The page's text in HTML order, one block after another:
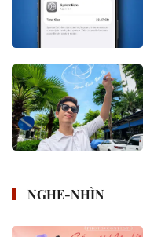
NGHE-NHÌN